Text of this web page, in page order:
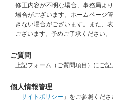
修正内容が不明な場合、事務局よ
場合がございます。ホームページ
きない場合がございます。また、
ございます。予めご了承ください。
ご質問
上記フォーム（ご質問項目）にご記
個人情報管理
「サイトポリシー 」をご参照くださ